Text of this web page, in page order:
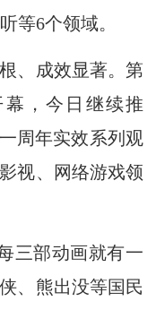
等6个领域。
、成效显著。第
，今日继续推
周年实效系列观
视、网络游戏领
部动画就有一
、熊出没等国民